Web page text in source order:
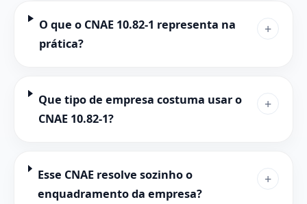
O que o CNAE 10.82-1 representa na
prática?
+
Que tipo de empresa costuma usar o
CNAE 10.82-1?
+
Esse CNAE resolve sozinho o
enquadramento da empresa?
+